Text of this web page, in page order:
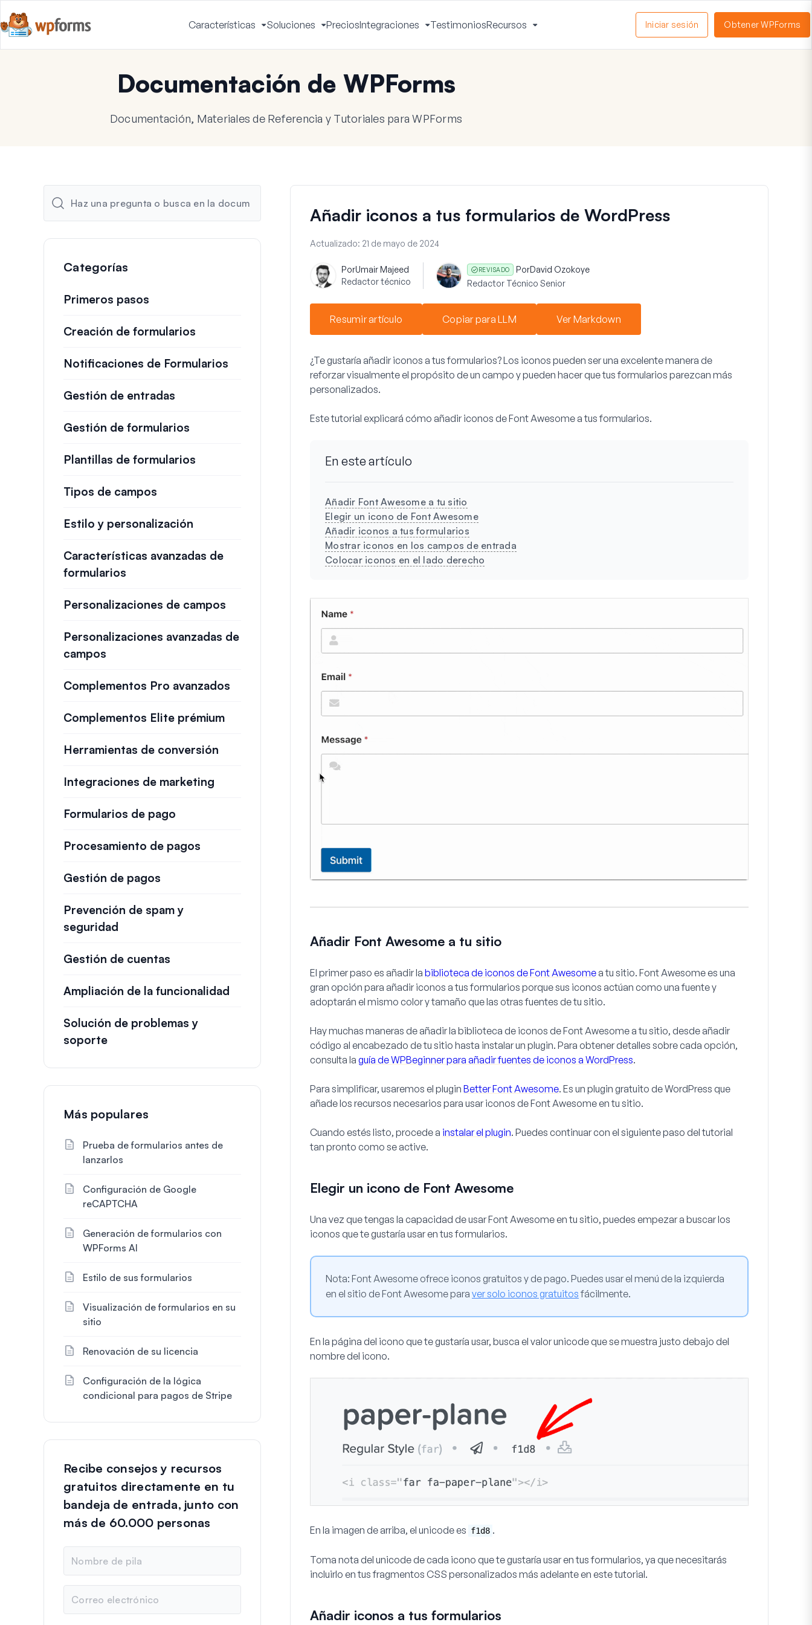
Características
Activar
menú
Soluciones
Activar
menú
PreciosIntegraciones
Activar
menú
TestimoniosRecursos
menú
Iniciar sesión Obtener WPForms
Documentación de WPForms
Documentación, Materiales de Referencia y Tutoriales para WPForms
Añadir iconos a tus formularios de WordPress
Actualizado: 21 de mayo de 2024
PorUmair Majeed
Redactor técnico
REVISADO PorDavid Ozokoye
Redactor Técnico Senior
Resumir artículo Copiar para LLM Ver Markdown
¿Te gustaría añadir iconos a tus formularios? Los iconos pueden ser una excelente manera de
reforzar visualmente el propósito de un campo y pueden hacer que tus formularios parezcan más
personalizados.
Este tutorial explicará cómo añadir iconos de Font Awesome a tus formularios.
En este artículo
Añadir Font Awesome a tu sitio
Elegir un icono de Font Awesome
Añadir iconos a tus formularios
Mostrar iconos en los campos de entrada
Colocar iconos en el lado derecho
Añadir Font Awesome a tu sitio
El primer paso es añadir la biblioteca de iconos de Font Awesomea tu sitio. Font Awesome es una
gran opción para añadir iconos a tus formularios porque sus iconos actúan como una fuente y
adoptarán el mismo color y tamaño que las otras fuentes de tu sitio.
Hay muchas maneras de añadir la biblioteca de iconos de Font Awesome a tu sitio, desde añadir
código al encabezado de tu sitio hasta instalar un plugin. Para obtener detalles sobre cada opción,
consulta la guía de WPBeginner para añadir fuentes de iconos a WordPress.
Para simplificar, usaremos el plugin Better Font Awesome. Es un plugin gratuito de WordPress que
añade los recursos necesarios para usar iconos de Font Awesome en tu sitio.
Cuando estés listo, procede a instalar el plugin. Puedes continuar con el siguiente paso del tutorial
tan pronto como se active.
Elegir un icono de Font Awesome
Una vez que tengas la capacidad de usar Font Awesome en tu sitio, puedes empezar a buscar los
iconos que te gustaría usar en tus formularios.
Nota: Font Awesome ofrece iconos gratuitos y de pago. Puedes usar el menú de la izquierda
en el sitio de Font Awesome para ver solo iconos gratuitosfácilmente.
En la página del icono que te gustaría usar, busca el valor unicode que se muestra justo debajo del
nombre del icono.
En la imagen de arriba, el unicode es f1d8 .
Toma nota del unicode de cada icono que te gustaría usar en tus formularios, ya que necesitarás
incluirlo en tus fragmentos CSS personalizados más adelante en este tutorial.
Añadir iconos a tus formularios
Categorías
Primeros pasos
Creación de formularios
Notificaciones de Formularios
Gestión de entradas
Gestión de formularios
Plantillas de formularios
Tipos de campos
Estilo y personalización
Características avanzadas de
formularios
Personalizaciones de campos
Personalizaciones avanzadas de
campos
Complementos Pro avanzados
Complementos Elite prémium
Herramientas de conversión
Integraciones de marketing
Formularios de pago
Procesamiento de pagos
Gestión de pagos
Prevención de spam y
seguridad
Gestión de cuentas
Ampliación de la funcionalidad
Solución de problemas y
soporte
Más populares
Prueba de formularios antes de
lanzarlos
Configuración de Google
reCAPTCHA
Generación de formularios con
WPForms AI
Estilo de sus formularios
Visualización de formularios en su
sitio
Renovación de su licencia
Configuración de la lógica
condicional para pagos de Stripe
Recibe consejos y recursos
gratuitos directamente en tu
bandeja de entrada, junto con
más de 60.000 personas
m
b
r